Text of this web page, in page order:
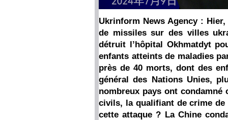
Ukrinform News Agency :
de missiles sur des villes
détruit l’hôpital Okhmatdyt
enfants atteints de maladies
près de 40 morts, dont des
général des Nations Unies,
nombreux pays ont
civils, la qualifiant de crime de
cette attaque ? La Chine